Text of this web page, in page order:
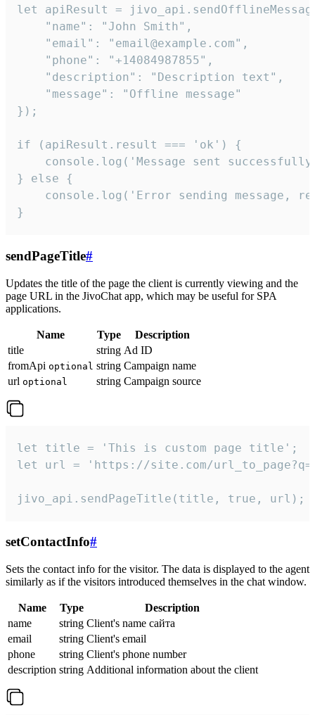
let apiResult =
    "name": "John Smith",
    "email": "email@example.com",
    "phone": "+14084987855",
    "description": "Description text",
    "message": "Offline message"
});
if (apiResult.result === 'ok') {
console.log('Message sent
} else {
console.log('Error sending message,
}
sendPageTitle#
Updates the title of the page the client is currently viewing and the
page URL in the JivoChat app, which may be useful for SPA
applications.
Name Type
Description
title
string Ad ID
fromApi optional string Campaign name
url optional string Campaign source
let title = 'This is custom page title';
let url = 'https://site.com/
jivo_api.sendPageTitle(title, true, url);
setContactInfo#
Sets the contact info for the visitor. The data is displayed to the agent
similarly as if the visitors introduced themselves in the chat window.
Name Type
Description
name
string Client's name сайта
email
string Client's email
phone
string Client's phone number
description string Additional information about the client